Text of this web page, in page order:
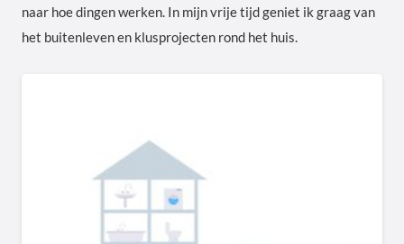
naar hoe dingen werken. In mijn vrije tijd geniet ik graag van
het buitenleven en klusprojecten rond het huis.